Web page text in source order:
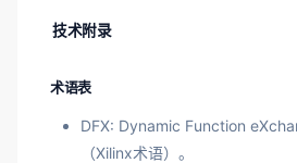
技术附录
术语表
DFX: Dynamic Function
（Xilinx术语）。